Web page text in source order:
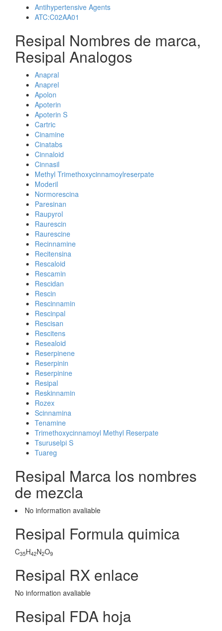
Antihypertensive Agents
ATC:C02AA01
Resipal Nombres de marca,
Resipal Analogos
Anapral
Anaprel
Apolon
Apoterin
Apoterin S
Cartric
Cinamine
Cinatabs
Cinnaloid
Cinnasil
Methyl Trimethoxycinnamoylreserpate
Moderil
Normorescina
Paresinan
Raupyrol
Raurescin
Raurescine
Recinnamine
Recitensina
Rescaloid
Rescamin
Rescidan
Rescin
Rescinnamin
Rescinpal
Rescisan
Rescitens
Resealoid
Reserpinene
Reserpinin
Reserpinine
Resipal
Reskinnamin
Rozex
Scinnamina
Tenamine
Trimethoxycinnamoyl Methyl Reserpate
Tsuruselpi S
Tuareg
Resipal Marca los nombres
de mezcla
No information avaliable
Resipal Formula quimica
C35H42N2O9
Resipal RX enlace
No information avaliable
Resipal FDA hoja